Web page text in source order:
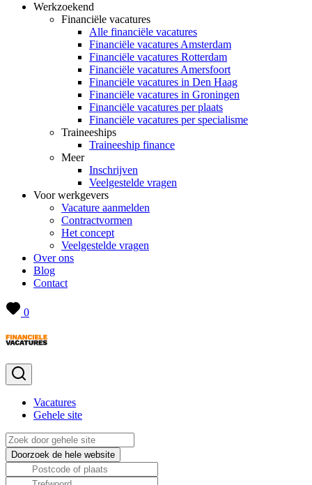
Werkzoekend
Financiële vacatures
Alle financiële vacatures
Financiële vacatures Amsterdam
Financiële vacatures Rotterdam
Financiële vacatures Amersfoort
Financiële vacatures in Den Haag
Financiële vacatures in Groningen
Financiële vacatures per plaats
Financiële vacatures per specialisme
Traineeships
Traineeship finance
Meer
Inschrijven
Veelgestelde vragen
Voor werkgevers
Vacature aanmelden
Contractvormen
Het concept
Veelgestelde vragen
Over ons
Blog
Contact
0
Vacatures
Gehele site